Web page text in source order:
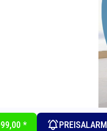
* PREISALARM